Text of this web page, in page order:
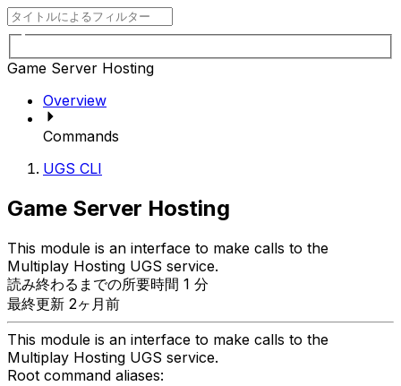
Game Server Hosting
Overview
Commands
UGS CLI
Game Server Hosting
This module is an interface to make calls to the
Multiplay Hosting UGS service.
読み終わるまでの所要時間 1 分
最終更新 2ヶ月前
This module is an interface to make calls to the
Multiplay Hosting UGS service.
Root command aliases: